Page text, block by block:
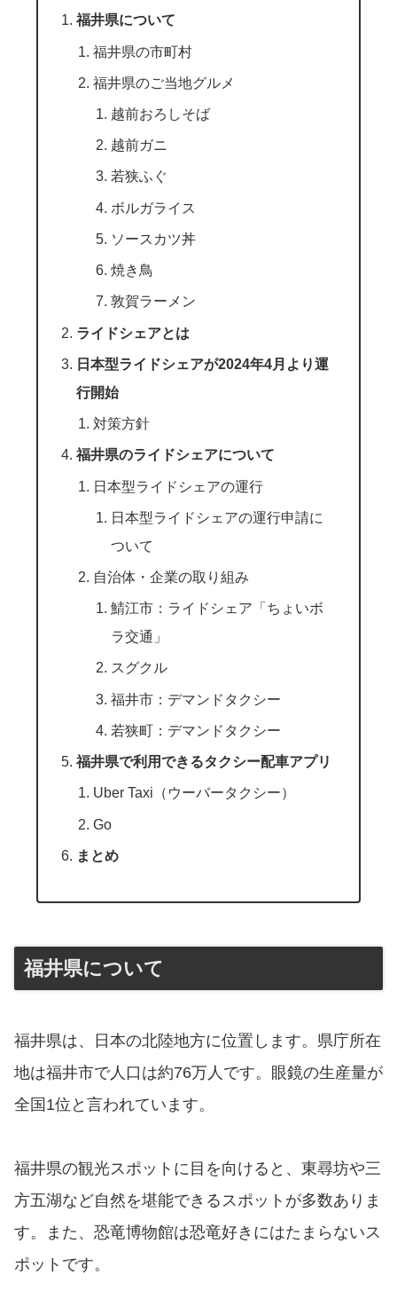
福井県について
福井県の市町村
福井県のご当地グルメ
越前おろしそば
越前ガニ
若狭ふぐ
ボルガライス
ソースカツ丼
焼き鳥
敦賀ラーメン
ライドシェアとは
日本型ライドシェアが2024年4月より運
行開始
対策方針
福井県のライドシェアについて
日本型ライドシェアの運行
日本型ライドシェアの運行申請に
ついて
自治体・企業の取り組み
鯖江市：ライドシェア「ちょいボ
ラ交通」
スグクル
福井市：デマンドタクシー
若狭町：デマンドタクシー
福井県で利用できるタクシー配車アプリ
Uber Taxi（ウーバータクシー）
Go
まとめ
福井県について
福井県は、日本の北陸地方に位置します。県庁所在
地は福井市で人口は約76万人です。眼鏡の生産量が
全国1位と言われています。
福井県の観光スポットに目を向けると、東尋坊や三
方五湖など自然を堪能できるスポットが多数ありま
す。また、恐竜博物館は恐竜好きにはたまらないス
ポットです。